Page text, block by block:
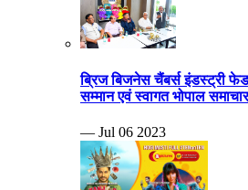
ब्रिज बिजनेस चैंबर्स इंडस्ट्री
सम्मान एवं स्वागत भोपाल समाचार
— Jul 06 2023